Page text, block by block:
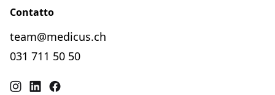
Contatto
team@medicus.ch
031 711 50 50